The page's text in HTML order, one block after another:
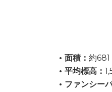
• 面積： 約
• 平均標高：
• ファンシー